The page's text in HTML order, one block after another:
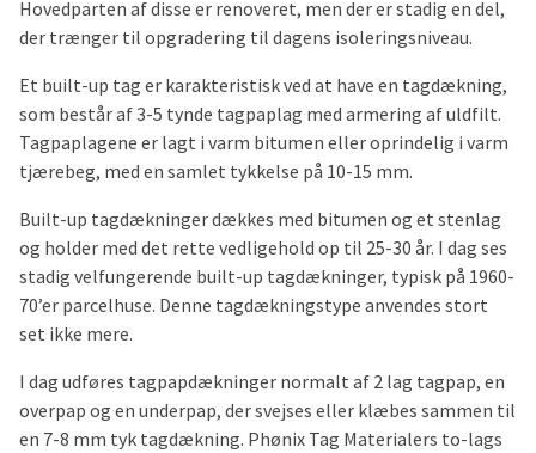
Hovedparten af disse er renoveret, men der er stadig en del,
der trænger til opgradering til dagens isoleringsniveau.
Et built-up tag er karakteristisk ved at have en tagdækning,
som består af 3-5 tynde tagpaplag med armering af uldfilt.
Tagpaplagene er lagt i varm bitumen eller oprindelig i varm
tjærebeg, med en samlet tykkelse på 10-15 mm.
Built-up tagdækninger dækkes med bitumen og et stenlag
og holder med det rette vedligehold op til 25-30 år. I dag ses
stadig velfungerende built-up tagdækninger, typisk på 1960-
70’er parcelhuse. Denne tagdækningstype anvendes stort
set ikke mere.
I dag udføres tagpapdækninger normalt af 2 lag tagpap, en
overpap og en underpap, der svejses eller klæbes sammen til
en 7-8 mm tyk tagdækning. Phønix Tag Materialers to-lags